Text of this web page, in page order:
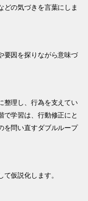
の気づきを言葉にしま
要因を探りながら意味づ
整理し、行為を支えてい
学習は、行動修正にと
を問い直すダブルループ
仮説化します。